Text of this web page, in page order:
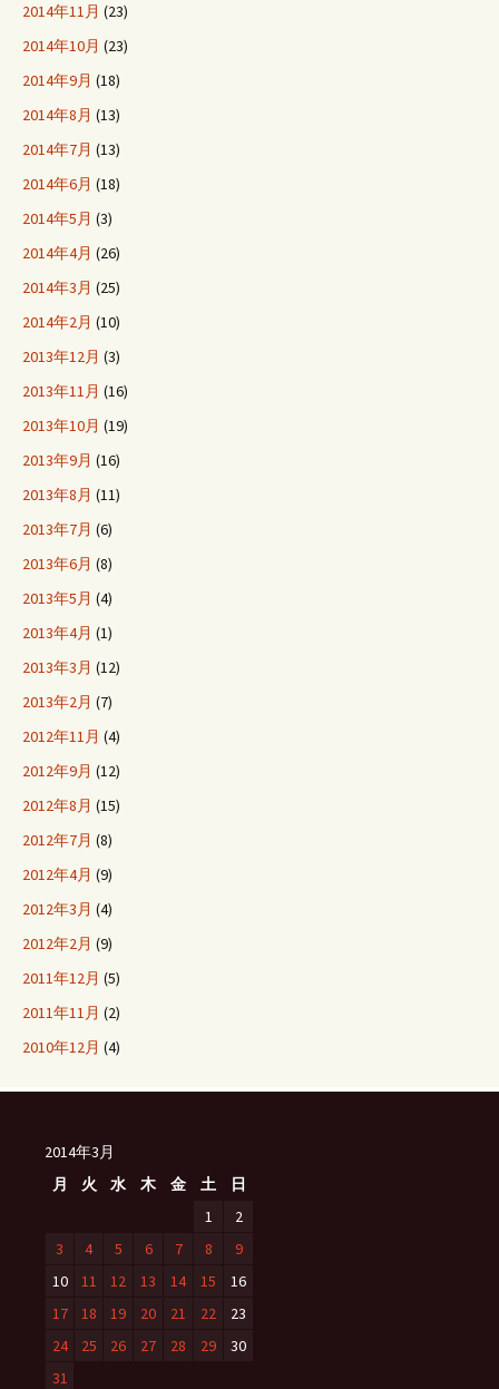
2014年11月 (23)
2014年10月 (23)
2014年9月 (18)
2014年8月 (13)
2014年7月 (13)
2014年6月 (18)
2014年5月 (3)
2014年4月 (26)
2014年3月 (25)
2014年2月 (10)
2013年12月 (3)
2013年11月 (16)
2013年10月 (19)
2013年9月 (16)
2013年8月 (11)
2013年7月 (6)
2013年6月 (8)
2013年5月 (4)
2013年4月 (1)
2013年3月 (12)
2013年2月 (7)
2012年11月 (4)
2012年9月 (12)
2012年8月 (15)
2012年7月 (8)
2012年4月 (9)
2012年3月 (4)
2012年2月 (9)
2011年12月 (5)
2011年11月 (2)
2010年12月 (4)
2014年3月
月
火 水 木 金 土
日
1
2
3
4 5 6 7 8
9
10
11 12 13 14 15
16
17
18 19 20 21 22
23
24
25 26 27 28 29
30
31